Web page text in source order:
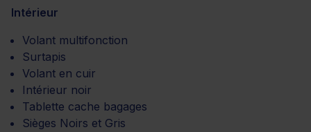
Intérieur
Volant multifonction
Surtapis
Volant en cuir
Intérieur noir
Tablette cache bagages
Sièges Noirs et Gris